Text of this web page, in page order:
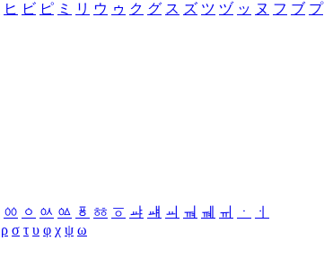
ヒ ビ ピ ミ リ ウ ゥ ク グ ス ズ ツ ヅ ッ ヌ フ ブ プ
ㆀ ㆁ ㆂ ㆃ ㆄ ㆅ ㆆ ㆇ ㆈ ㆉ ㆊ ㆋ ㆌ ㆍ
ㆎ
ρ σ τ υ φ χ ψ ω